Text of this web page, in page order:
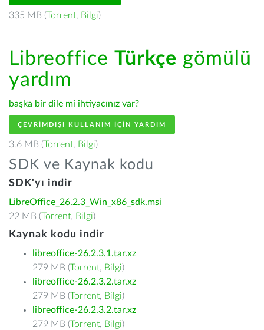
335 MB (Torrent, Bilgi)
Libreoffice Türkçe gömülü
yardım
başka bir dile mi ihtiyacınız var?
ÇEVRIMDIŞI KULLANIM IÇIN YARDIM
3.6 MB (Torrent, Bilgi)
SDK ve Kaynak kodu
SDK'yı indir
LibreOffice_26.2.3_Win_x86_sdk.msi
22 MB (Torrent, Bilgi)
Kaynak kodu indir
libreoffice-26.2.3.1.tar.xz
279 MB (Torrent, Bilgi)
libreoffice-26.2.3.2.tar.xz
279 MB (Torrent, Bilgi)
libreoffice-26.2.3.2.tar.xz
279 MB (Torrent, Bilgi)